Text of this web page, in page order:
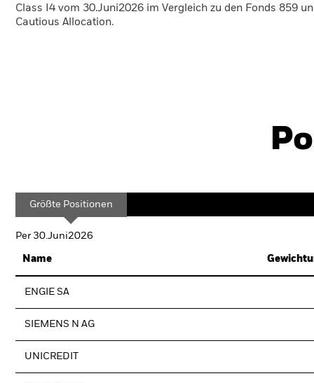
Class I4 vom 30.Juni2026 im Vergleich zu den Fonds 859
Cautious Allocation.
Größte Positionen
Per 30.Juni2026
Name
ENGIE SA
SIEMENS N AG
UNICREDIT